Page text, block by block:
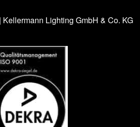
Lighting GmbH & Co. KG